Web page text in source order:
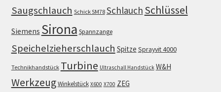
Saugschlauch Schick SM78 Schlauch Schlüssel
Siemens Sirona Spannzange
Speichelzieherschlauch Spitze Sprayvit 4000
Technikhandstück Turbine Ultraschall Handstück W&H
WerkzeugWinkelstück X600 X700 ZEG